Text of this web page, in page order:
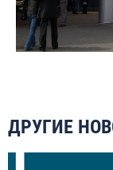
ДРУГИЕ